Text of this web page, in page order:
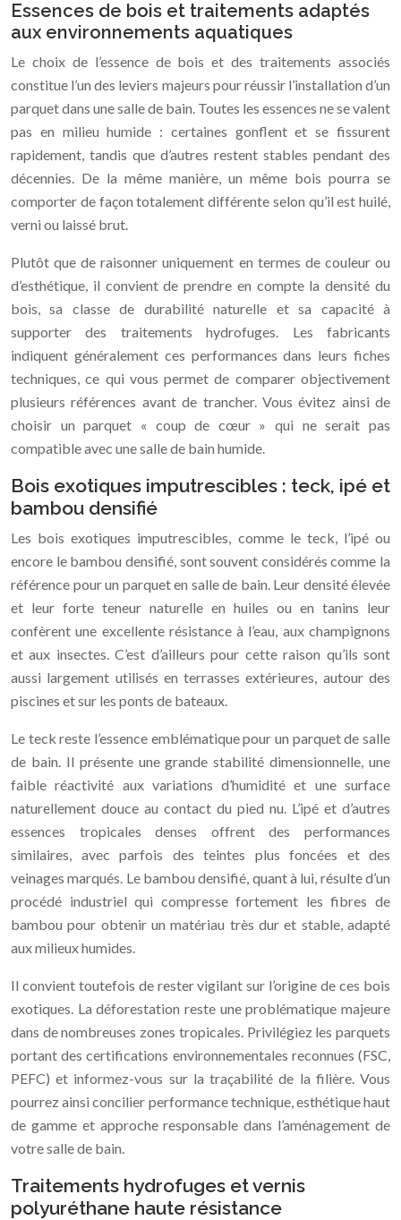
Essences de bois et traitements adaptés
aux environnements aquatiques
Le choix de l’essence de bois et des traitements associés
constitue l’un des leviers majeurs pour réussir l’installation d’un
parquet dans une salle de bain. Toutes les essences ne se valent
pas en milieu humide : certaines gonflent et se fissurent
rapidement, tandis que d’autres restent stables pendant des
décennies. De la même manière, un même bois pourra se
comporter de façon totalement différente selon qu’il est huilé,
verni ou laissé brut.
Plutôt que de raisonner uniquement en termes de couleur ou
d’esthétique, il convient de prendre en compte la densité du
bois, sa classe de durabilité naturelle et sa capacité à
supporter des traitements hydrofuges. Les fabricants
indiquent généralement ces performances dans leurs fiches
techniques, ce qui vous permet de comparer objectivement
plusieurs références avant de trancher. Vous évitez ainsi de
choisir un parquet « coup de cœur » qui ne serait pas
compatible avec une salle de bain humide.
Bois exotiques imputrescibles : teck, ipé et
bambou densifié
Les bois exotiques imputrescibles, comme le teck, l’ipé ou
encore le bambou densifié, sont souvent considérés comme la
référence pour un parquet en salle de bain. Leur densité élevée
et leur forte teneur naturelle en huiles ou en tanins leur
confèrent une excellente résistance à l’eau, aux champignons
et aux insectes. C’est d’ailleurs pour cette raison qu’ils sont
aussi largement utilisés en terrasses extérieures, autour des
piscines et sur les ponts de bateaux.
Le teck reste l’essence emblématique pour un parquet de salle
de bain. Il présente une grande stabilité dimensionnelle, une
faible réactivité aux variations d’humidité et une surface
naturellement douce au contact du pied nu. L’ipé et d’autres
essences tropicales denses offrent des performances
similaires, avec parfois des teintes plus foncées et des
veinages marqués. Le bambou densifié, quant à lui, résulte d’un
procédé industriel qui compresse fortement les fibres de
bambou pour obtenir un matériau très dur et stable, adapté
aux milieux humides.
Il convient toutefois de rester vigilant sur l’origine de ces bois
exotiques. La déforestation reste une problématique majeure
dans de nombreuses zones tropicales. Privilégiez les parquets
portant des certifications environnementales reconnues (FSC,
PEFC) et informez-vous sur la traçabilité de la filière. Vous
pourrez ainsi concilier performance technique, esthétique haut
de gamme et approche responsable dans l’aménagement de
votre salle de bain.
Traitements hydrofuges et vernis
polyuréthane haute résistance